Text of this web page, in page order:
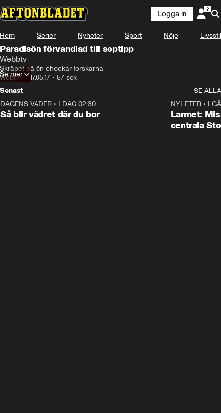
Logga in
Hem Serier Nyheter Sport Nöje Livsstil
Paradisön förvandlad till soptipp
Webbtv
Skräpet på ön chockar forskarna
Webbtv • 17.05.17 • 57 sek
Se mer
Senast
SE ALLA
DAGENS VÄDER • I DAG 02:30
Så blir vädret där du bor
NYHETER• I
Larmet:
centrala